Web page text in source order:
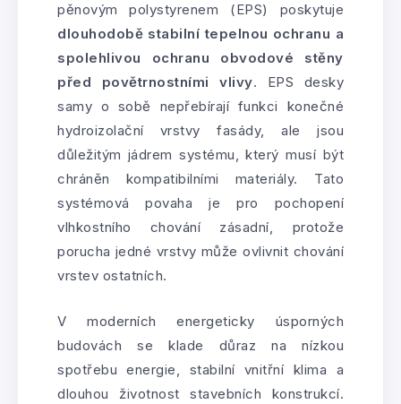
pěnovým polystyrenem (EPS) poskytuje
dlouhodobě stabilní tepelnou ochranu a
spolehlivou ochranu obvodové stěny
před povětrnostními vlivy. EPS desky
samy o sobě nepřebírají funkci konečné
hydroizolační vrstvy fasády, ale jsou
důležitým jádrem systému, který musí být
chráněn kompatibilními materiály. Tato
systémová povaha je pro pochopení
vlhkostního chování zásadní, protože
porucha jedné vrstvy může ovlivnit chování
vrstev ostatních.
V moderních energeticky úsporných
budovách se klade důraz na nízkou
spotřebu energie, stabilní vnitřní klima a
dlouhou životnost stavebních konstrukcí.